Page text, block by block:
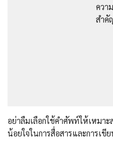
ความ
สำคั
อย่าลืมเลือกใช้คำศัพท์ให้เหมา
น้อยใจในการสื่อสารและการเขี